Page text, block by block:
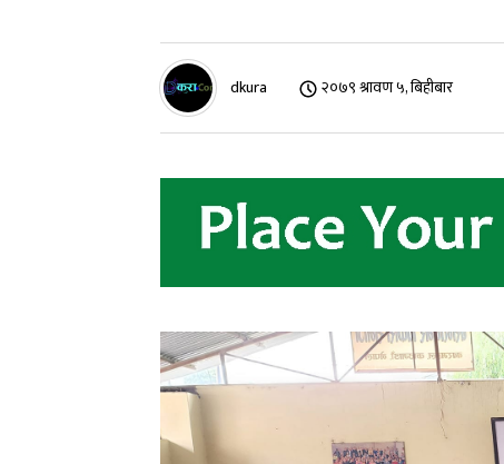
dkura २०७९ श्रावण ५, बिहीबार